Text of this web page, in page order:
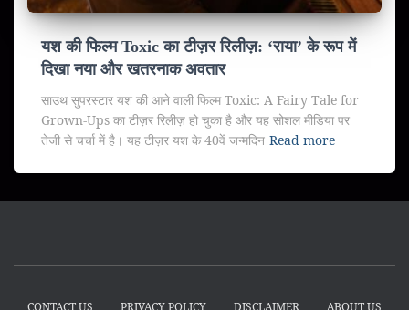
यश की फिल्म Toxic का टीज़र रिलीज़: ‘राया’ के रूप में
दिखा नया और खतरनाक अवतार
साउथ सुपरस्टार यश की आने वाली फिल्म Toxic: A Fairy Tale for
Grown-Ups का टीज़र रिलीज़ हो चुका है और यह सोशल मीडिया पर
तेजी से चर्चा में है। यह टीज़र यश के 40वें जन्मदिन Read more
CONTACT US PRIVACY POLICY DISCLAIMER ABOUT US